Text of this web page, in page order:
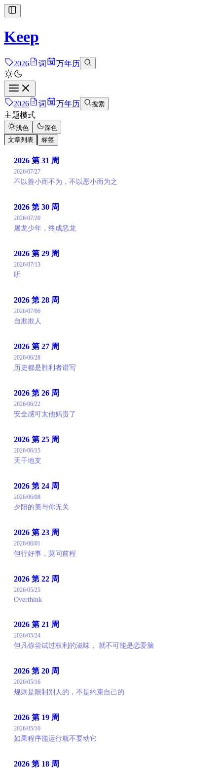
Keep
2026 词 万年历
2026 词 万年历 搜索
主题模式
浅色
深色
文章列表
标签
2026 第 31 周
2026/07/27
不以善小而不为，不以恶小而为之
2026 第 30 周
2026/07/20
屠龙少年，终成恶龙
2026 第 29 周
2026/07/13
听
2026 第 28 周
2026/07/06
自欺欺人
2026 第 27 周
2026/06/28
历史都是胜利者谱写
2026 第 26 周
2026/06/22
安全感可太他妈贵了
2026 第 25 周
2026/06/15
天干地支
2026 第 24 周
2026/06/08
夕阳的美与你无关
2026 第 23 周
2026/06/01
但行好事，莫问前程
2026 第 22 周
2026/05/25
Overthink
2026 第 21 周
2026/05/24
但凡你尝试过权利的滋味， 就不可能是恋爱脑
2026 第 20 周
2026/05/16
规则是限制别人的，不是约束自己的
2026 第 19 周
2026/05/10
如果程序能运行就不要动它
2026 第 18 周